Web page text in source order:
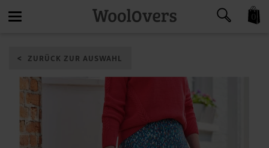
navigation
ZURÜCK ZUR AUSWAHL